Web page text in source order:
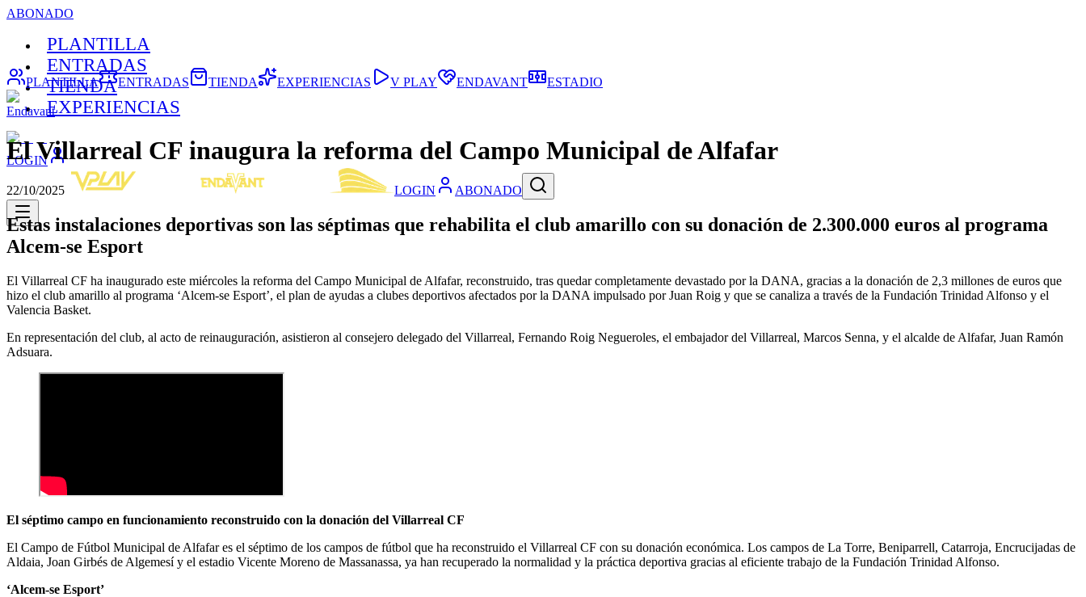
ABONADO
PLANTILLA
ENTRADAS
TIENDA
EXPERIENCIAS
LOGIN
LOGIN ABONADO
PLANTILLA ENTRADAS TIENDA EXPERIENCIAS V PLAY ENDAVANT ESTADIO
Endavant
El Villarreal CF inaugura la reforma del Campo Municipal de Alfafar
22/10/2025
Estas instalaciones deportivas son las séptimas que rehabilita el club amarillo con su donación de 2.300.000 euros al programa
Alcem-se Esport
El Villarreal CF ha inaugurado este miércoles la reforma del Campo Municipal de Alfafar, reconstruido, tras quedar completamente devastado por la DANA, gracias a la donación de 2,3 millones de euros que
hizo el club amarillo al programa ‘Alcem-se Esport’, el plan de ayudas a clubes deportivos afectados por la DANA impulsado por Juan Roig y que se canaliza a través de la Fundación Trinidad Alfonso y el
Valencia Basket.
En representación del club, al acto de reinauguración, asistieron al consejero delegado del Villarreal, Fernando Roig Negueroles, el embajador del Villarreal, Marcos Senna, y el alcalde de Alfafar, Juan Ramón
Adsuara.
El séptimo campo en funcionamiento reconstruido con la donación del Villarreal CF
El Campo de Fútbol Municipal de Alfafar es el séptimo de los campos de fútbol que ha reconstruido el Villarreal CF con su donación económica. Los campos de La Torre, Beniparrell, Catarroja, Encrucijadas de
Aldaia, Joan Girbés de Algemesí y el estadio Vicente Moreno de Massanassa, ya han recuperado la normalidad y la práctica deportiva gracias al eficiente trabajo de la Fundación Trinidad Alfonso.
‘Alcem-se Esport’